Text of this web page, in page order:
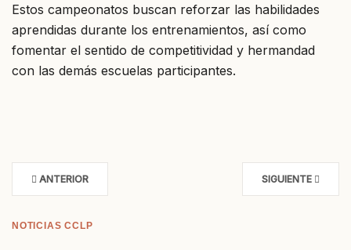
Estos campeonatos buscan reforzar las habilidades
aprendidas durante los entrenamientos, así como
fomentar el sentido de competitividad y hermandad
con las demás escuelas participantes.
ANTERIOR SIGUIENTE
NOTICIAS CCLP